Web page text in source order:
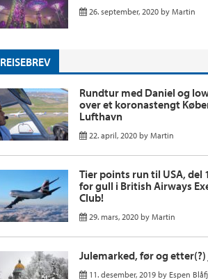
26. september, 2020 by Martin
REISEBREV
Rundtur med Daniel og
over et koronastengt
Lufthavn
22. april, 2020 by Martin
Tier points run til USA, del
for gull i British Airways
Club!
29. mars, 2020 by Martin
Julemarked, før og etter(?)
11. desember, 2019 by Espen